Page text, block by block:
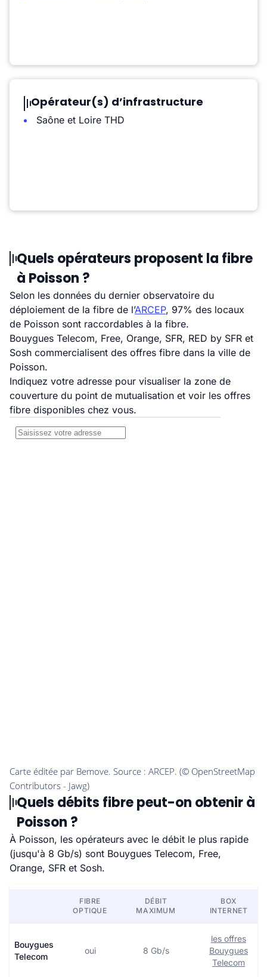
Opérateur(s) d’infrastructure
Saône et Loire THD
Quels opérateurs proposent la fibre
à Poisson ?
Selon les données du dernier observatoire du
déploiement de la fibre de l’ARCEP, 97% des locaux
de Poisson sont raccordables à la fibre.
Bouygues Telecom, Free, Orange, SFR, RED by SFR et
Sosh commercialisent des offres fibre dans la ville de
Poisson.
Indiquez votre adresse pour visualiser la zone de
couverture du point de mutualisation et voir les offres
fibre disponibles chez vous.
Quels débits fibre peut-on obtenir à
Poisson ?
À Poisson, les opérateurs avec le débit le plus rapide
(jusqu'à 8 Gb/s) sont Bouygues Telecom, Free,
Orange, SFR et Sosh.
FIBRE
OPTIQUE
DÉBIT
MAXIMUM
BOX
INTERNET
Bouygues
Telecom
oui 8 Gb/s
les offres
Bouygues
Telecom